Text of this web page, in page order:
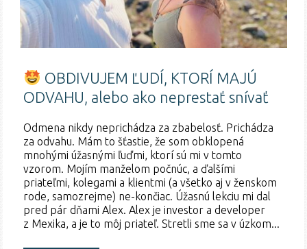
OBDIVUJEM ĽUDÍ, KTORÍ MAJÚ
ODVAHU, alebo ako neprestať snívať
Odmena nikdy neprichádza za zbabelosť. Prichádza
za odvahu. Mám to šťastie, že som obklopená
mnohými úžasnými ľuďmi, ktorí sú mi v tomto
vzorom. Mojím manželom počnúc, a ďalšími
priateľmi, kolegami a klientmi (a všetko aj v ženskom
rode, samozrejme) ne-končiac. Úžasnú lekciu mi dal
pred pár dňami Alex. Alex je investor a developer
z Mexika, a je to môj priateľ. Stretli sme sa v úzkom...